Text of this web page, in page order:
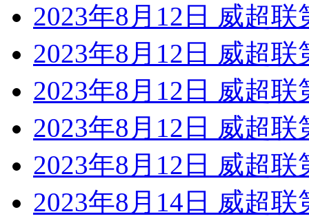
2023年8月12日 威超
2023年8月12日 威超
2023年8月12日 威超
2023年8月12日 威超
2023年8月12日 威超
2023年8月14日 威超